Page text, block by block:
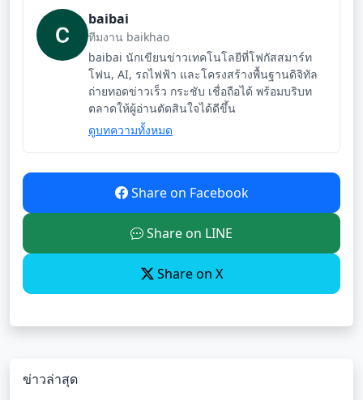
baibai
ทีมงาน baikhao
baibai นักเขียนข่าวเทคโนโลยีที่โฟกัสสมาร์ท
โฟน, AI, รถไฟฟ้า และโครงสร้างพื้นฐานดิจิทัล
ถ่ายทอดข่าวเร็ว กระชับ เชื่อถือได้ พร้อมบริบท
ตลาดให้ผู้อ่านตัดสินใจได้ดีขึ้น
ดูบทความทั้งหมด
Share on Facebook
Share on LINE
Share on X
ข่าวล่าสุด